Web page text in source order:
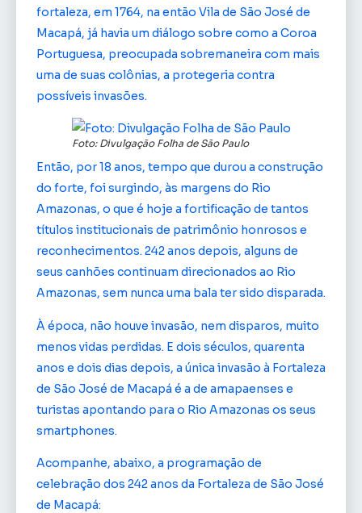
fortaleza, em 1764, na então Vila de São José de
Macapá, já havia um diálogo sobre como a Coroa
Portuguesa, preocupada sobremaneira com mais
uma de suas colônias, a protegeria contra
possíveis invasões.
Foto: Divulgação Folha de São Paulo
Então, por 18 anos, tempo que durou a construção
do forte, foi surgindo, às margens do Rio
Amazonas, o que é hoje a fortificação de tantos
títulos institucionais de patrimônio honrosos e
reconhecimentos. 242 anos depois, alguns de
seus canhões continuam direcionados ao Rio
Amazonas, sem nunca uma bala ter sido disparada.
À época, não houve invasão, nem disparos, muito
menos vidas perdidas. E dois séculos, quarenta
anos e dois dias depois, a única invasão à Fortaleza
de São José de Macapá é a de amapaenses e
turistas apontando para o Rio Amazonas os seus
smartphones.
Acompanhe, abaixo, a programação de
celebração dos 242 anos da Fortaleza de São José
de Macapá: